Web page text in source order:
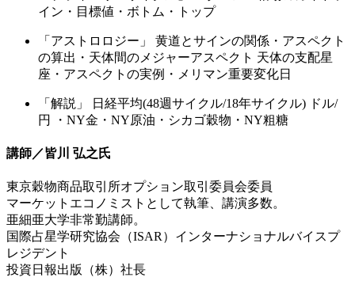
イン・目標値・ボトム・トップ
「アストロロジー」 黄道とサインの関係・アスペクト
の算出・天体間のメジャーアスペクト 天体の支配星
座・アスペクトの実例・メリマン重要変化日
「解説」 日経平均(48週サイクル/18年サイクル) ドル/
円 ・NY金・NY原油・シカゴ穀物・NY粗糖
講師／皆川 弘之氏
東京穀物商品取引所オプション取引委員会委員
マーケットエコノミストとして執筆、講演多数。
亜細亜大学非常勤講師。
国際占星学研究協会（ISAR）インターナショナルバイスプ
レジデント
投資日報出版（株）社長